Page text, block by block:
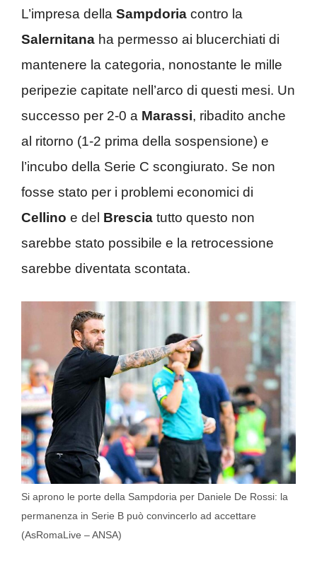
L’impresa della Sampdoria contro la
Salernitana ha permesso ai blucerchiati di
mantenere la categoria, nonostante le mille
peripezie capitate nell’arco di questi mesi. Un
successo per 2-0 a Marassi, ribadito anche
al ritorno (1-2 prima della sospensione) e
l’incubo della Serie C scongiurato. Se non
fosse stato per i problemi economici di
Cellino e del Brescia tutto questo non
sarebbe stato possibile e la retrocessione
sarebbe diventata scontata.
Si aprono le porte della Sampdoria per Daniele De Rossi: la
permanenza in Serie B può convincerlo ad accettare
(AsRomaLive – ANSA)